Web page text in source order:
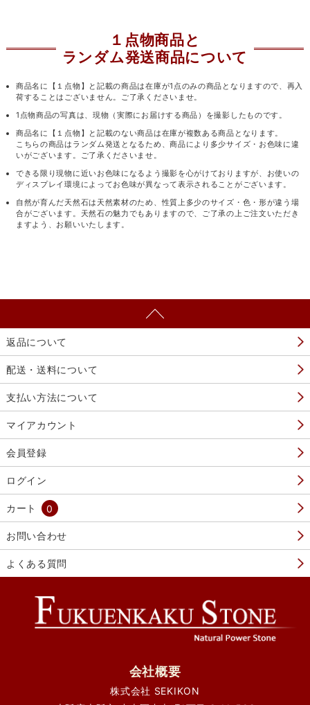
１点物商品と
ランダム発送商品について
商品名に【１点物】と記載の商品は在庫が1点のみの商品となりますので、再入
荷することはございません。ご了承くださいませ。
1点物商品の写真は、現物（実際にお届けする商品）を撮影したものです。
商品名に【１点物】と記載のない商品は在庫が複数ある商品となります。
こちらの商品はランダム発送となるため、商品により多少サイズ・お色味に違
いがございます。ご了承くださいませ。
できる限り現物に近いお色味になるよう撮影を心がけておりますが、お使いの
ディスプレイ環境によってお色味が異なって表示されることがございます。
自然が育んだ天然石は天然素材のため、性質上多少のサイズ・色・形が違う場
合がございます。天然石の魅力でもありますので、ご了承の上ご注文いただき
ますよう、お願いいたします。
返品について
配送・送料について
支払い方法について
マイアカウント
会員登録
ログイン
カート 0
お問い合わせ
よくある質問
会社概要
株式会社 SEKIKON